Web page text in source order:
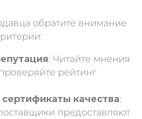
обратите внимание
: Читайте мнения
рейтинг
сертификаты качества:
предоставляют